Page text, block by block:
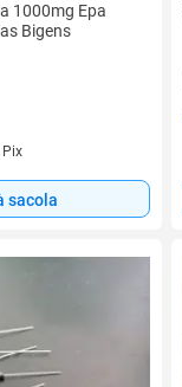
1000mg Epa
Bigens
sacola